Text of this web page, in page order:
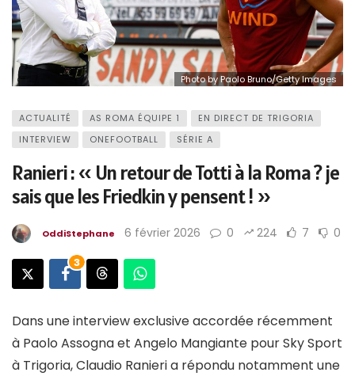
Photo by Paolo Bruno/Getty Images
ACTUALITÉ AS ROMA ÉQUIPE 1
EN DIRECT DE TRIGORIA
INTERVIEW
ONEFOOTBALL SÉRIE A
Ranieri : « Un retour de Totti à la Roma ? je
sais que les Friedkin y pensent ! »
OddiStephane 6 février 2026 0 224 7 0
3
Dans une interview exclusive accordée récemment
à Paolo Assogna et Angelo Mangiante pour Sky Sport
à Trigoria, Claudio Ranieri a répondu notamment une